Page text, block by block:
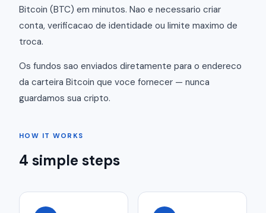
Bitcoin (BTC) em minutos. Nao e necessario criar
conta, verificacao de identidade ou limite maximo de
troca.
Os fundos sao enviados diretamente para o endereco
da carteira Bitcoin que voce fornecer — nunca
guardamos sua cripto.
HOW IT WORKS
4 simple steps